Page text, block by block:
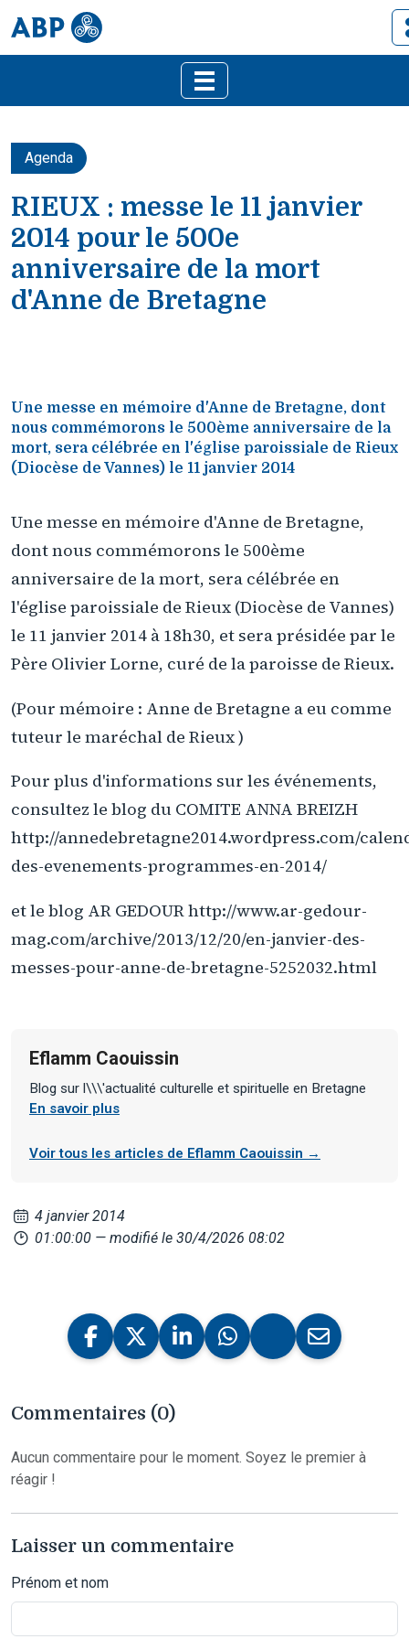
Agenda
RIEUX : messe le 11 janvier
2014 pour le 500e
anniversaire de la mort
d'Anne de Bretagne
Une messe en mémoire d'Anne de Bretagne, dont
nous commémorons le 500ème anniversaire de la
mort, sera célébrée en l'église paroissiale de Rieux
(Diocèse de Vannes) le 11 janvier 2014
Une messe en mémoire d'Anne de Bretagne,
dont nous commémorons le 500ème
anniversaire de la mort, sera célébrée en
l'église paroissiale de Rieux (Diocèse de Vannes)
le 11 janvier 2014 à 18h30, et sera présidée par le
Père Olivier Lorne, curé de la paroisse de Rieux.
(Pour mémoire : Anne de Bretagne a eu comme
tuteur le maréchal de Rieux )
Pour plus d'informations sur les événements,
consultez le blog du COMITE ANNA BREIZH
http://annedebretagne2014.wordpress.com/
des-evenements-programmes-en-2014/
et le blog AR GEDOUR http://www.ar-gedour-
mag.com/archive/2013/12/20/en-janvier-des-
messes-pour-anne-de-bretagne-5252032.html
Eflamm Caouissin
Blog sur l\\\'actualité culturelle et spirituelle en Bretagne
En savoir plus
Voir tous les articles de Eflamm Caouissin →
4 janvier 2014
01:00:00 — modifié le 30/4/2026 08:02
Commentaires (0)
Aucun commentaire pour le moment. Soyez le premier à
réagir !
Laisser un commentaire
Prénom et nom